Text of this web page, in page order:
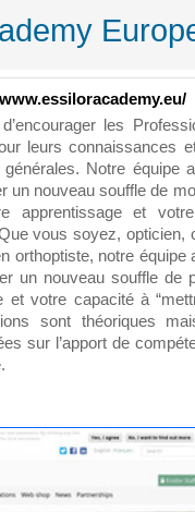
les
leurs connaissances
générales. Notre équipe
un nouveau souffle de
apprentissage et
vous soyez, opticien,
orthoptiste, notre équipe
un nouveau souffle de
et votre capacité à
sont théoriques
sur l’apport de